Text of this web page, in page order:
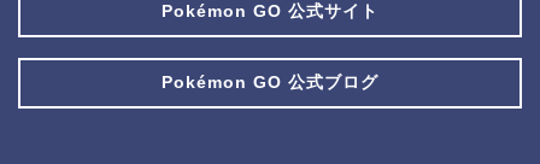
Pokémon GO 公式サイト
Pokémon GO 公式ブログ